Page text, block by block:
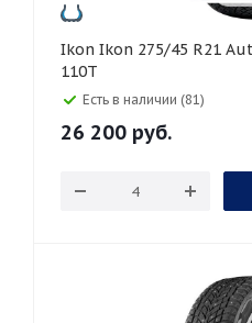
Ikon Ikon 275/45 R21 Autograph Snow 5 SUV
110T
Есть в наличии (81)
26 200 руб.